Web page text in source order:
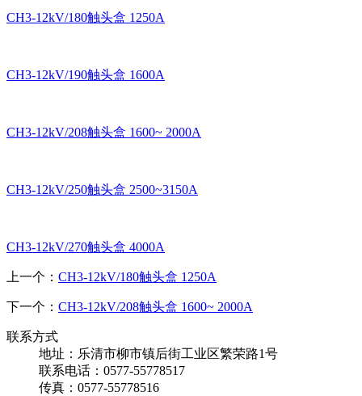
CH3-12kV/180触头盒 1250A
CH3-12kV/190触头盒 1600A
CH3-12kV/208触头盒 1600~ 2000A
CH3-12kV/250触头盒 2500~3150A
CH3-12kV/270触头盒 4000A
上一个： CH3-12kV/180触头盒 1250A
下一个： CH3-12kV/208触头盒 1600~ 2000A
联系方式
地址：乐清市柳市镇后街工业区繁荣路1号
联系电话：0577-55778517
传真：0577-55778516